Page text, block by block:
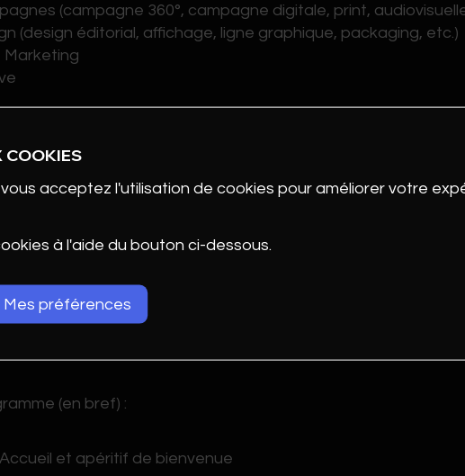
(campagne 360°, campagne digitale, print,
(design éditorial, affichage, ligne graphique, packaging, etc.)
PARTICIPER
(en bref) :
Accueil et apéritif de bienvenue
COOKIES
acceptez l'utilisation de cookies pour améliorer votre
à l'aide du bouton ci-dessous.
Mes préférences